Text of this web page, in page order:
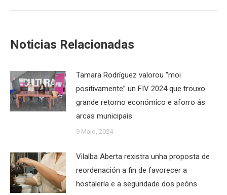
Noticias Relacionadas
Tamara Rodríguez valorou “moi
positivamente” un FIV 2024 que trouxo
grande retorno económico e aforro ás
arcas municipais
9 Maio, 2024
Vilalba Aberta rexistra unha proposta de
reordenación a fin de favorecer a
hostalería e a seguridade dos peóns